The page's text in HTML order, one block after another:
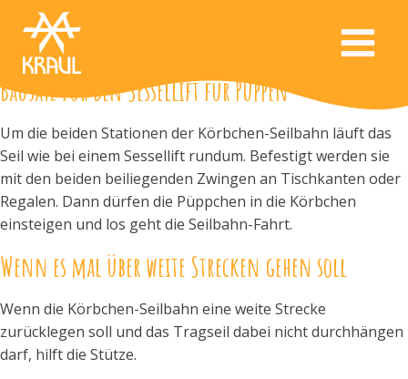
Bausatz für den Sessellift für Puppen
Um die beiden Stationen der Körbchen-Seilbahn läuft das
Seil wie bei einem Sessellift rundum. Befestigt werden sie
mit den beiden beiliegenden Zwingen an Tischkanten oder
Regalen. Dann dürfen die Püppchen in die Körbchen
einsteigen und los geht die Seilbahn-Fahrt.
Wenn es mal über weite Strecken gehen soll
Wenn die Körbchen-Seilbahn eine weite Strecke
zurücklegen soll und das Tragseil dabei nicht durchhängen
darf, hilft die Stütze.